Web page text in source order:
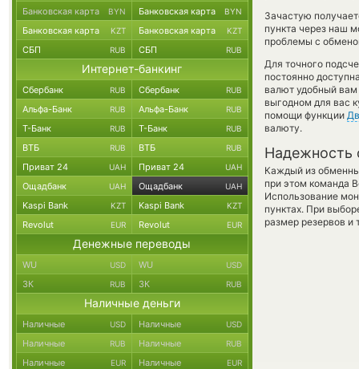
Зачастую
пункта через наш
проблемы с
Для точного
постоянно
валют удобный
выгодном для вас
помощи функции
валюту.
Надежность
Каждый из
при этом команда
Использование
пунктах. При
размер резервов и
Банковская карта BYN Банковская карта BYN
Банковская карта KZT Банковская карта KZT
СБП RUB СБП RUB
Интернет-банкинг
Сбербанк RUB Сбербанк RUB
Альфа-Банк RUB Альфа-Банк RUB
Т-Банк RUB Т-Банк RUB
ВТБ RUB ВТБ RUB
Приват 24 UAH Приват 24 UAH
Ощадбанк UAH Ощадбанк UAH
Kaspi Bank KZT Kaspi Bank KZT
Revolut EUR Revolut EUR
Денежные переводы
WU USD WU USD
ЗК RUB ЗК RUB
Наличные деньги
Наличные USD Наличные USD
Наличные RUB Наличные RUB
Наличные EUR Наличные EUR